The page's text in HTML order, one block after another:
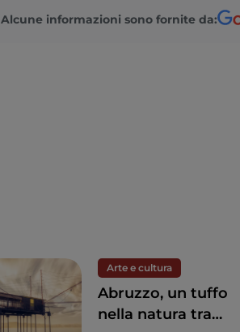
Alcune informazioni sono fornite da:
Arte e cultura
Abruzzo, un tuffo
nella natura tra